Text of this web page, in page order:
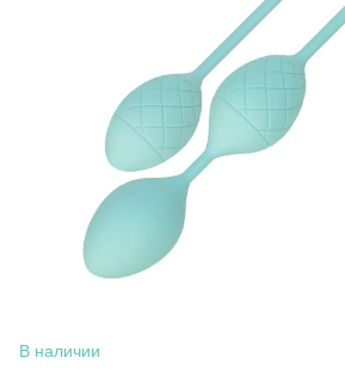
В наличии